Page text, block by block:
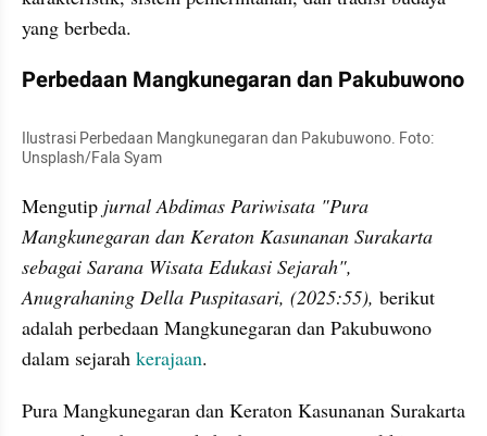
yang berbeda.
Perbedaan Mangkunegaran dan Pakubuwono
Ilustrasi Perbedaan Mangkunegaran dan Pakubuwono. Foto:
Unsplash/Fala Syam
Mengutip jurnal Abdimas Pariwisata "Pura
Mangkunegaran dan Keraton Kasunanan Surakarta
sebagai Sarana Wisata Edukasi Sejarah",
Anugrahaning Della Puspitasari, (2025:55), berikut
adalah perbedaan Mangkunegaran dan Pakubuwono
dalam sejarah kerajaan.
Pura Mangkunegaran dan Keraton Kasunanan Surakarta